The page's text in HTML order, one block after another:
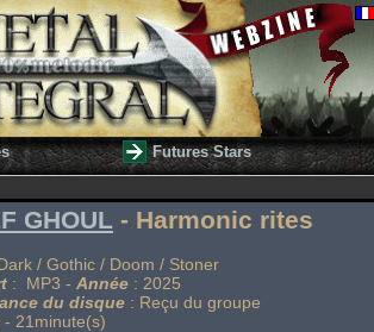
Futures Stars
GHOUL - Harmonic rites
/ Gothic / Doom / Stoner
: MP3 - Année : 2025
du disque : Reçu du groupe
- 21minute(s)